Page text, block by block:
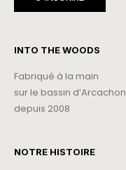
INTO THE WOODS
Fabriqué à la main
sur le bassin d’Arcachon
depuis 2008
NOTRE HISTOIRE